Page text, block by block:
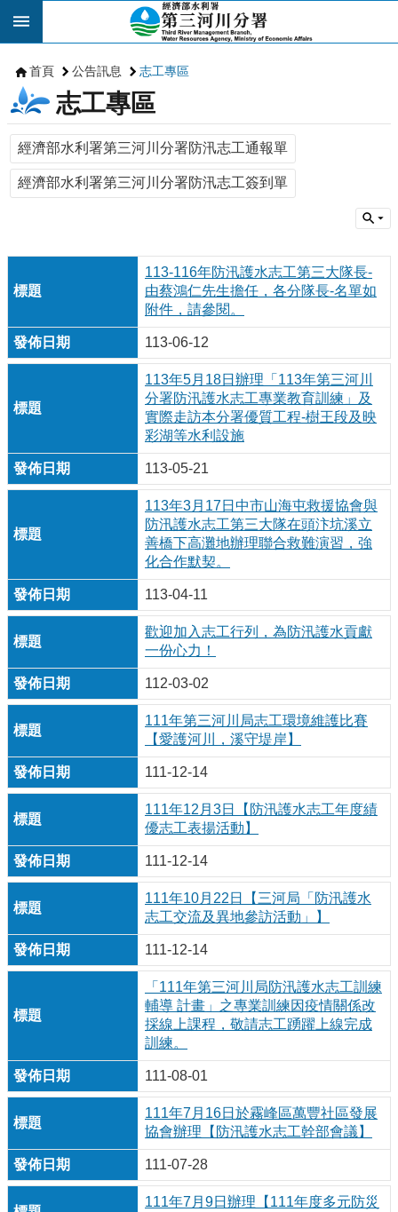
跳到主要內容區塊
首頁 公告訊息 志工專區
志工專區
經濟部水利署第三河川分署防汛志工通報單
經濟部水利署第三河川分署防汛志工簽到單
113-116年防汛護水志工第三大隊長-
由蔡鴻仁先生擔任，各分隊長-名單如
附件，請參閱。
113-06-12
113年5月18日辦理「113年第三河川
分署防汛護水志工專業教育訓練」及
實際走訪本分署優質工程-樹王段及映
彩湖等水利設施
113-05-21
113年3月17日中市山海屯救援協會與
防汛護水志工第三大隊在頭汴坑溪立
善橋下高灘地辦理聯合救難演習，強
化合作默契。
113-04-11
歡迎加入志工行列，為防汛護水貢獻
一份心力！
112-03-02
111年第三河川局志工環境維護比賽
【愛護河川，溪守堤岸】
111-12-14
111年12月3日【防汛護水志工年度績
優志工表揚活動】
111-12-14
111年10月22日【三河局「防汛護水
志工交流及異地參訪活動」】
111-12-14
「111年第三河川局防汛護水志工訓練
輔導 計畫」之專業訓練因疫情關係改
採線上課程，敬請志工踴躍上線完成
訓練。
111-08-01
111年7月16日於霧峰區萬豐社區發展
協會辦理【防汛護水志工幹部會議】
111-07-28
111年7月9日辦理【111年度多元防災